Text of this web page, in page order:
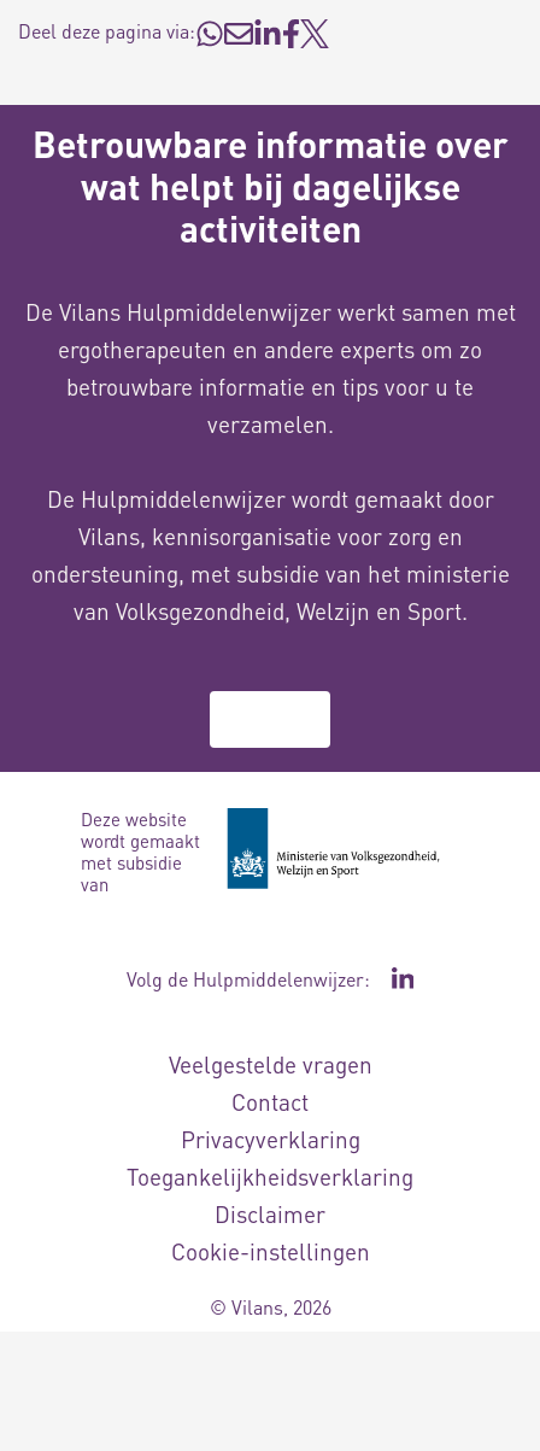
Deel deze pagina via:
Betrouwbare informatie over
wat helpt bij dagelijkse
activiteiten
De Vilans Hulpmiddelenwijzer werkt samen met
ergotherapeuten en andere experts om zo
betrouwbare informatie en tips voor u te
verzamelen.
De Hulpmiddelenwijzer wordt gemaakt door
Vilans, kennisorganisatie voor zorg en
ondersteuning, met subsidie van het ministerie
van Volksgezondheid, Welzijn en Sport.
Deze website
wordt gemaakt
met subsidie
van
Volg de Hulpmiddelenwijzer: Ga naar de
Veelgestelde vragen
Contact
Privacyverklaring
Toegankelijkheidsverklaring
Disclaimer
Cookie-instellingen
© Vilans, 2026